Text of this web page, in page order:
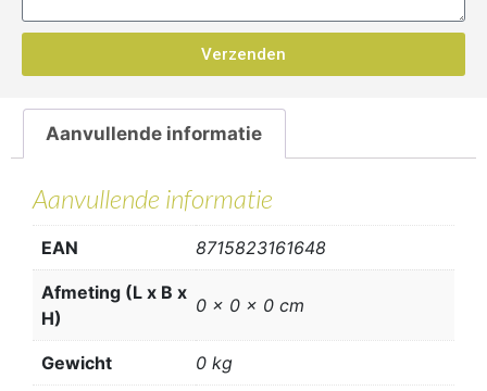
Verzenden
Aanvullende informatie
Aanvullende informatie
EAN 8715823161648
Afmeting (L x B x
H)
0 x 0 x 0 cm
Gewicht 0 kg